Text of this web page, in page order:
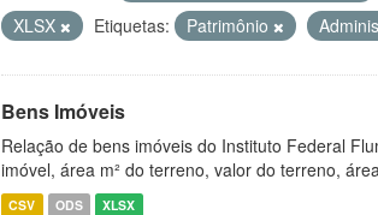
XLSX
Etiquetas: Patrimônio
Bens Imóveis
Relação de bens imóveis do Instituto Federal
imóvel, área m² do terreno, valor do terreno,
CSV ODS XLSX